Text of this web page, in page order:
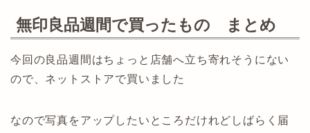
無印良品週間で買ったもの まとめ
今回の良品週間はちょっと店舗へ立ち寄れそうにない
ので、ネットストアで買いました
なので写真をアップしたいところだけれどしばらく届